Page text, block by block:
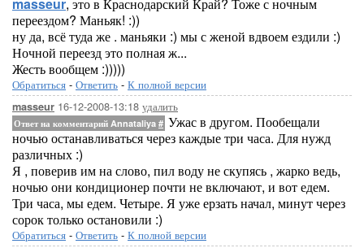
переездом? Маньяк! :))
ну да, всё туда же . маньяки :) мы с женой вдвоем ездили :)
Ночной переезд это полная ж...
Жесть вообщем :)))))
Обратиться - Ответить - К полной версии
masseur 16-12-2008-13:18 удалить
Ответ на комментарий Annataliya # Ужас в другом. Пообещали
ночью останавливаться через каждые три часа. Для нужд
различных :)
Я , поверив им на слово, пил воду не скупясь , жарко ведь,
ночью они кондиционер почти не включают, и вот едем.
Три часа, мы едем. Четыре. Я уже ерзать начал, минут через
сорок только остановили :)
Обратиться - Ответить - К полной версии